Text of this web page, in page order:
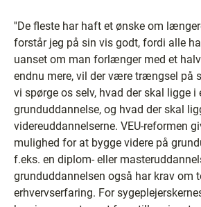
''De fleste har haft et ønske om
forstår jeg på sin vis godt, fordi alle
uanset om man forlænger med et
endnu mere, vil der være trængsel på
vi spørge os selv, hvad der skal ligge i
grunduddannelse, og hvad der skal
videreuddannelserne. VEU-reformen
mulighed for at bygge videre på
f.eks. en diplom- eller
grunduddannelsen også har krav om
erhvervserfaring. For